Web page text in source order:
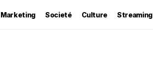
Marketing Societé Culture Streaming